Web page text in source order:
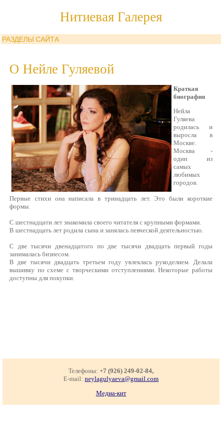
Нитиевая Галерея
РАЗДЕЛЫ САЙТА
О Нейле Гуляевой
Краткая
биография
Нейла
Гуляева
родилась и
выросла в
Москве.
Москва -
один из
самых
любимых
городов.
Первые стихи она написала в тринадцать лет. Это были короткие
формы.
С шестнадцати лет знакомила своего читателя с крупными формами.
В шестнадцать лет родила сына и занялась певческой деятельностью.
С две тысячи двенадцатого по две тысячи двадцать первый годы
занималась бизнесом.
В две тысячи двадцать третьем году увлеклась рукоделием. Делала
вышивку по схеме с творческими отступлениями. Некоторые работы
доступны для покупки.
Телефоны: +7 (926) 249-02-84,
E-mail: neylagulyaeva@gmail.com
Медиа-кит